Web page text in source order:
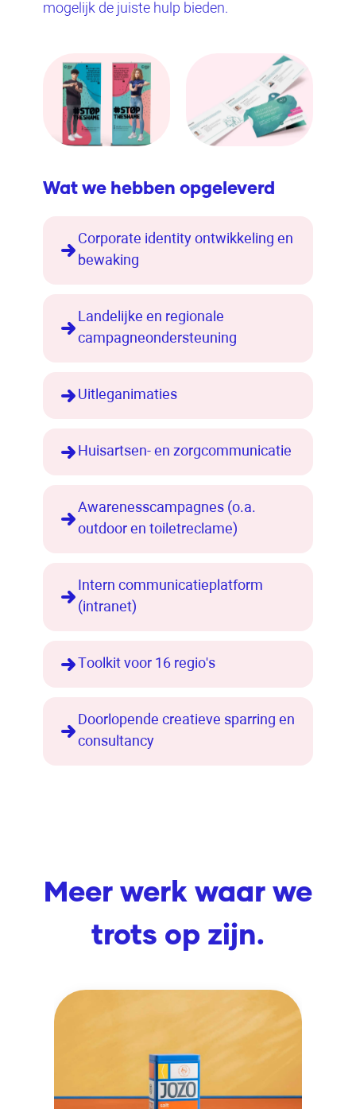
mogelijk de juiste hulp bieden.
Wat we hebben opgeleverd
Corporate identity ontwikkeling en
bewaking
Landelijke en regionale
campagneondersteuning
Uitleganimaties
Huisartsen- en zorgcommunicatie
Awarenesscampagnes (o.a.
outdoor en toiletreclame)
Intern communicatieplatform
(intranet)
Toolkit voor 16 regio's
Doorlopende creatieve sparring en
consultancy
Meer werk waar we
trots op zijn.